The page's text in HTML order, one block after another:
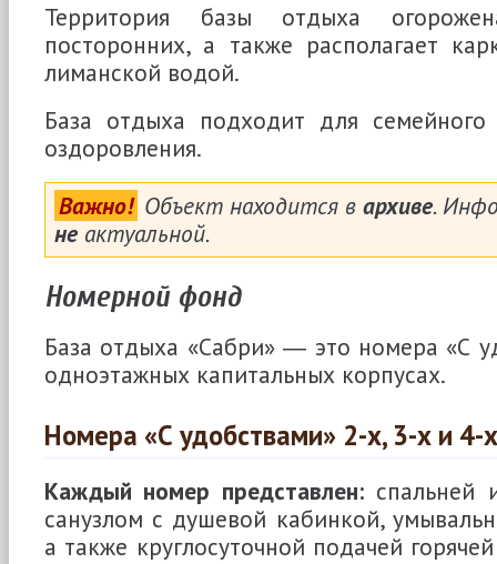
Территория базы отдыха
посторонних, а также располагает
лиманской водой.
База отдыха подходит для
оздоровления.
Важно! Объект находится в архиве.
не актуальной.
Номерной фонд
База отдыха «Сабри» ― это номера «С
одноэтажных капитальных корпусах.
Номера «С удобствами» 2-х, 3-х и 4-
Каждый номер представлен:спальней
санузлом с душевой кабинкой,
а также круглосуточной подачей